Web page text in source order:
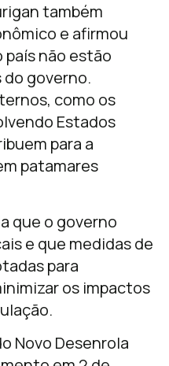
também
e afirmou
país não estão
governo.
como os
Estados
para a
patamares
que o governo
e que medidas de
para
os impactos
Novo Desenrola